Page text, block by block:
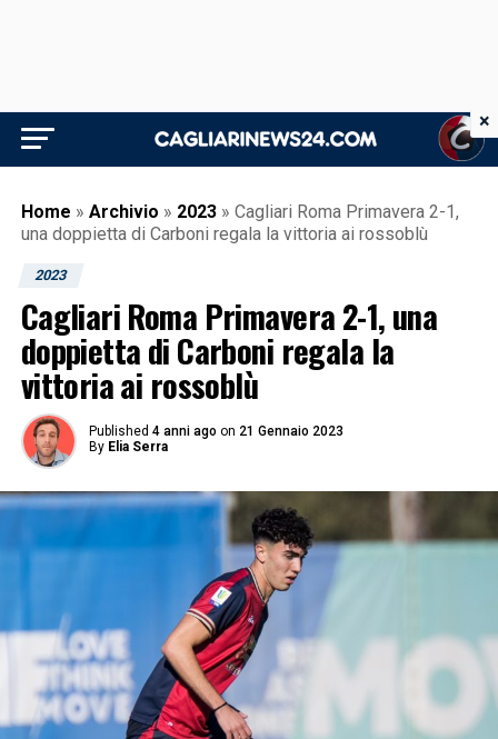
Home » Archivio » 2023 » Cagliari Roma Primavera 2-1,
una doppietta di Carboni regala la vittoria ai rossoblù
2023
Cagliari Roma Primavera 2-1, una
doppietta di Carboni regala la
vittoria ai rossoblù
Published 4 anni ago on 21 Gennaio 2023
By Elia Serra
×